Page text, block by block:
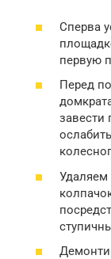
Сперва
первую
Перед
завести
Удаляем